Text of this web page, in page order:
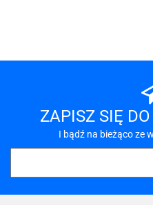
A-
ZAPISZ SIĘ
I bądź na bieżąco ze